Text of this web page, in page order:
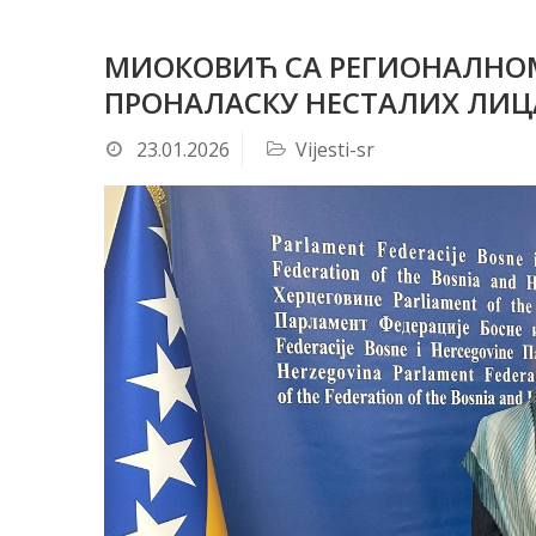
МИОКОВИЋ СA
ПРОНАЛАСКУ НЕСТАЛИХ
23.01.2026 Vijesti-sr